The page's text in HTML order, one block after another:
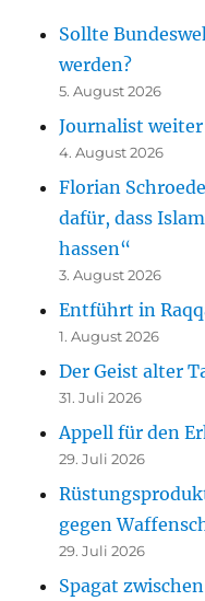
Sollte
werden?
5. August 2026
Journalist
4. August 2026
Florian
dafür, dass
hassen“
3. August 2026
Entführt in
1. August 2026
Der Geist alter
31. Juli 2026
Appell für den
29. Juli 2026
gegen
29. Juli 2026
Spagat